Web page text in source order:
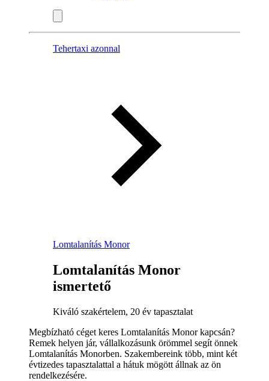
Tehertaxi azonnal
Lomtalanítás Monor
Lomtalanítás Monor
ismertető
Kiváló szakértelem, 20 év tapasztalat
Megbízható céget keres Lomtalanítás Monor kapcsán?
Remek helyen jár, vállalkozásunk örömmel segít önnek
Lomtalanítás Monorben. Szakembereink több, mint két
évtizedes tapasztalattal a hátuk mögött állnak az ön
rendelkezésére.